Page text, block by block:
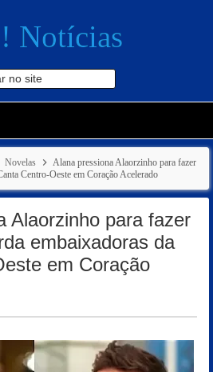
Notícias
no site
Novelas
Alana pressiona Alaorzinho para fazer
Centro-Oeste em Coração Acelerado
Alaorzinho para fazer
embaixadoras da
em Coração